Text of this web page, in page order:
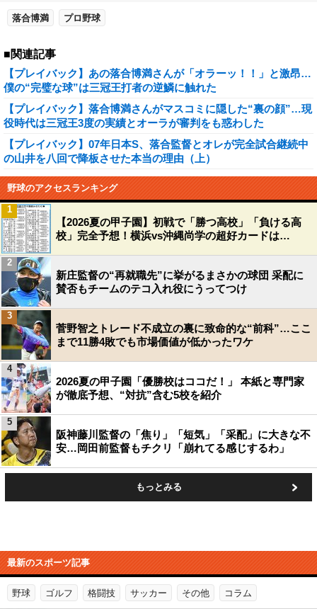
落合博満 プロ野球
■関連記事
【プレイバック】あの落合博満さんが「オラーッ！！」と激昂…
僕の“完璧な球”は三冠王打者の逆鱗に触れた
【プレイバック】落合博満さんがマスコミに隠した“裏の顔”…現
役時代は三冠王3度の実績とオーラが審判をも惑わした
【プレイバック】07年日本S、落合監督とオレが完全試合継続中
の山井を八回で降板させた本当の理由（上）
野球のアクセスランキング
【2026夏の甲子園】初戦で「勝つ高校」「負ける高
校」完全予想！横浜vs沖縄尚学の超好カードは…
1
新庄監督の“再就職先”に挙がるまさかの球団 采配に
賛否もチームのテコ入れ役にうってつけ
2
菅野智之トレード不成立の裏に致命的な“前科”…ここ
まで11勝4敗でも市場価値が低かったワケ
3
2026夏の甲子園「優勝校はココだ！」 本紙と専門家
が徹底予想、“対抗”含む5校を紹介
4
阪神藤川監督の「焦り」「短気」「采配」に大きな不
安…岡田前監督もチクリ「崩れてる感じするわ」
5
もっとみる
最新のスポーツ記事
野球 ゴルフ 格闘技 サッカー その他 コラム